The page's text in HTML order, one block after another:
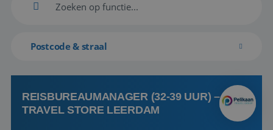
Postcode & straal
REISBUREAUMANAGER (32-39 UUR) –
TRAVEL STORE LEERDAM